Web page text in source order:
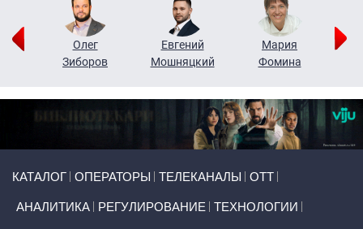
Олег
Зиборов
Евгений
Мошняцкий
Мария
Фомина
КАТАЛОГ ОПЕРАТОРЫ ТЕЛЕКАНАЛЫ ОТТ
АНАЛИТИКА РЕГУЛИРОВАНИЕ ТЕХНОЛОГИИ